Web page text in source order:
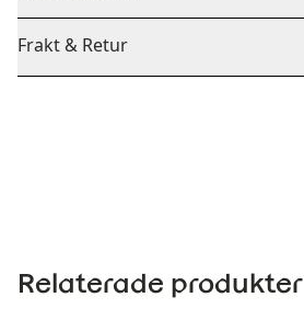
Frakt & Retur
Relaterade produkter